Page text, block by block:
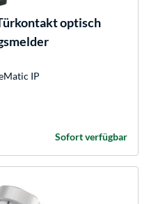
optisch
IP
Sofort verfügbar